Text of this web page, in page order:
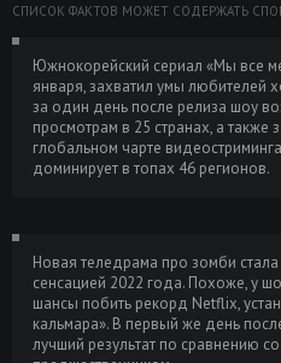
Мы все мертвы / Jigeum Uri
[H.264/1080p] (сезон 1, серии 1-
12) SOFTBOX
Мы все мертвы / Jigeum uri
All of Us Are Dead (2022)
1, серии 1-12 из 12) HDRezka
[H.264/1080p] (сезон 1, серии 1-
12) HDrezka
СПИСОК ФАКТОВ МОЖЕТ СОДЕРЖАТЬ
Южнокорейский сериал «Мы все
января, захватил умы любителей
за один день после релиза шоу
просмотрам в 25 странах, а также
глобальном чарте
доминирует в топах 46 регионов.
Новая теледрама про зомби
сенсацией 2022 года. Похоже, у
шансы побить рекорд Netflix,
кальмара». В первый же день
лучший результат по сравнению